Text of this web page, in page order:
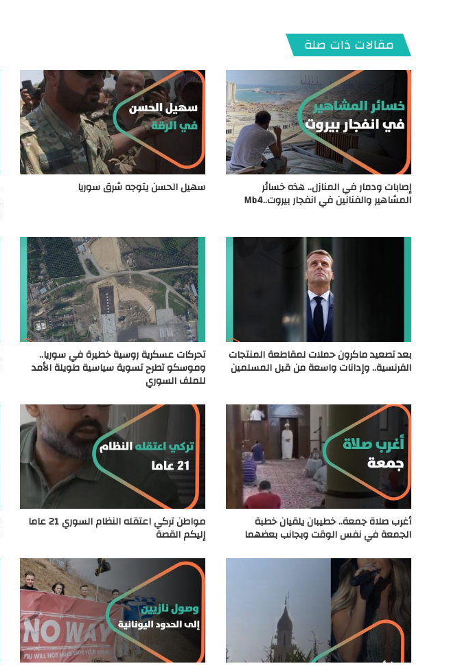
مقالات ذات صلة
إصابات ودمار في المنازل.. هذه خسائر
المشاهير والفنانين في انفجار بيروت..Mb4
سهيل الحسن يتوجه شرق سوريا
بعد تصعيد ماكرون حملات لمقاطعة المنتجات
الفرنسية.. وإدانات واسعة من قبل المسلمين
تحركات عسكرية روسية خطيرة في سوريا..
وموسكو تطرح تسوية سياسية طويلة الأمد
للملف السوري
أغرب صلاة جمعة.. خطيبان يلقيان خطبة
الجمعة في نفس الوقت وبجانب بعضهما
مواطن تركي اعتقله النظام السوري 21 عاما
إليكم القصة